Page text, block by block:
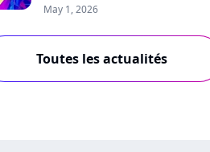
May 1, 2026
Toutes les actualités